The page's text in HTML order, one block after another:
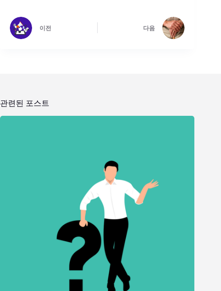
이전 다음
관련된 포스트